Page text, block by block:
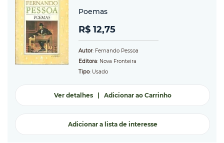
Poemas
R$ 12,75
Autor: Fernando Pessoa
Editora: Nova Fronteira
Tipo: Usado
Ver detalhes| Adicionar ao Carrinho
Adicionar a lista de interesse